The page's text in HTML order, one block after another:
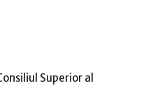
Superior al